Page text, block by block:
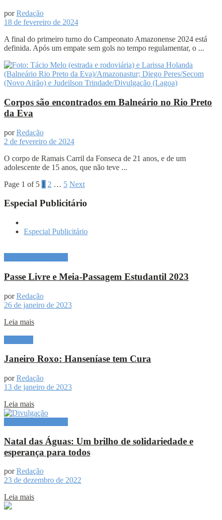
por Redação
18 de fevereiro de 2024
A final do primeiro turno do Campeonato Amazonense 2024 está
definida. Após um empate sem gols no tempo regulamentar, o ...
Corpos são encontrados em Balneário no Rio Preto
da Eva
por Redação
2 de fevereiro de 2024
O corpo de Ramais Carril da Fonseca de 21 anos, e de um
adolescente de 15 anos, que não teve ...
Page 1 of 5 1 2 … 5 Next
Especial Publicitário
Especial Publicitário
Passe Livre e Meia-Passagem Estudantil 2023
por Redação
26 de janeiro de 2023
Leia mais
Janeiro Roxo: Hanseníase tem Cura
por Redação
13 de janeiro de 2023
Leia mais
Natal das Águas: Um brilho de solidariedade e
esperança para todos
por Redação
23 de dezembro de 2022
Leia mais